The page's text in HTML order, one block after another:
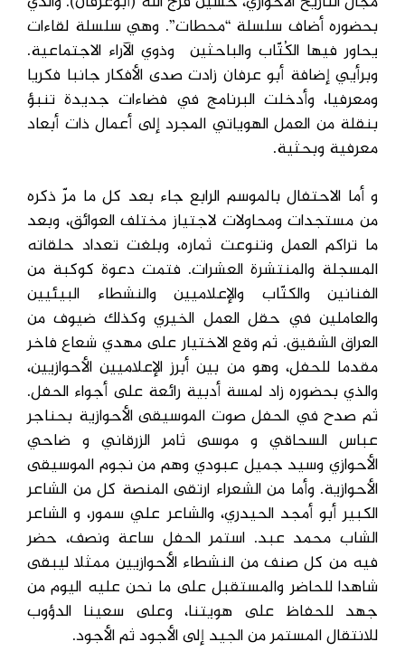
بحضوره أضاف سلسلة “محطات”. وهي سلسلة لقاءات
يحاور فيها الكُتّاب والباحثين وذوي الآراء الاجتماعية.
وبرأيي إضافة أبو عرفان زادت صدى الأفكار جانبا فكريا
ومعرفيا، وأدخلت البرنامج في فضاءات جديدة تنبؤ
بنقلة من العمل الهوياتي المجرد إلى أعمال ذات أبعاد
معرفية وبحثية.
و أما الاحتفال بالموسم الرابع جاء بعد كل ما مرّ ذكره
من مستجدات ومحاولات لاجتياز مختلف العوائق، وبعد
ما تراكم العمل وتنوعت ثماره، وبلغت تعداد حلقاته
المسجلة والمنتشرة العشرات. فتمت دعوة كوكبة من
الفنانين والكتّاب والإعلاميين والنشطاء البيئيين
والعاملين في حقل العمل الخيري وكذلك ضيوف من
العراق الشقيق. ثم وقع الاختيار على مهدي شعاع فاخر
مقدما للحفل، وهو من بين أبرز الإعلاميين الأحوازيين،
والذي بحضوره زاد لمسة أدبية رائعة على أجواء الحفل.
ثم صدح في الحفل صوت الموسيقى الأحوازية بحناجر
عباس السحاقي و موسى ثامر الزرقاني و ضاحي
الأحوازي وسيد جميل عبودي وهم من نجوم الموسيقى
الأحوازية. وأما من الشعراء ارتقى المنصة كل من الشاعر
الكبير أبو أمجد الحيدري، والشاعر علي سمور، و الشاعر
الشاب محمد عبد. استمر الحفل ساعة ونصف، حضر
فيه من كل صنف من النشطاء الأحوازيين ممثلا ليبقى
شاهدا للحاضر والمستقبل على ما نحن عليه اليوم من
جهد للحفاظ على هويتنا، وعلى سعينا الدؤوب
للانتقال المستمر من الجيد إلى الأجود ثم الأجود.